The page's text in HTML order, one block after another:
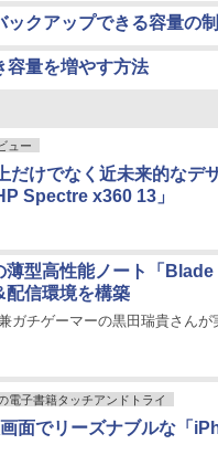
クアップできる容量の
容量を増やす方法
ュー
だけでなく近未来的なデ
Spectre x360 13」
薄型高性能ノート「
配信環境を構築
ガチゲーマーの黒田瑞貴さんが
電子書籍タッチアンドトライ
面でリーズナブルな「